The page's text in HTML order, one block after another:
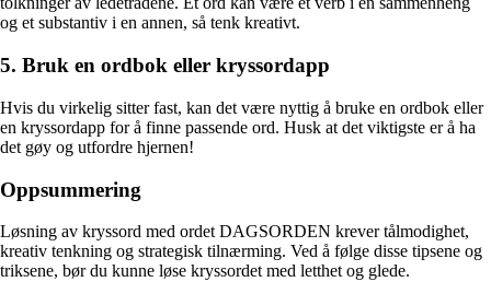
og et substantiv i en annen, så tenk kreativt.
5. Bruk en ordbok eller kryssordapp
Hvis du virkelig sitter fast, kan det være nyttig å bruke en ordbok eller
en kryssordapp for å finne passende ord. Husk at det viktigste er å ha
det gøy og utfordre hjernen!
Oppsummering
Løsning av kryssord med ordet DAGSORDEN krever tålmodighet,
kreativ tenkning og strategisk tilnærming. Ved å følge disse tipsene og
triksene, bør du kunne løse kryssordet med letthet og glede.